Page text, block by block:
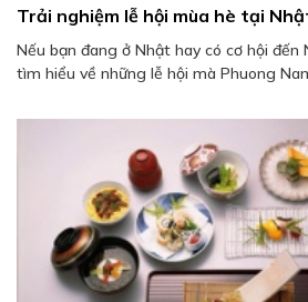
Trải nghiệm lễ hội mùa hè tại
Nếu bạn đang ở Nhật hay có cơ hội đến
tìm hiểu về những lễ hội mà Phuong